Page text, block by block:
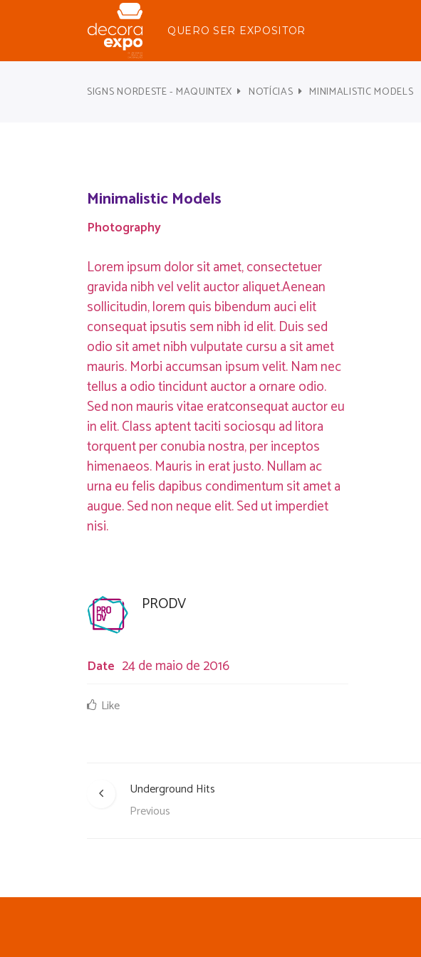
QUERO SER EXPOSITOR
SIGNS NORDESTE - MAQUINTEX NOTÍCIAS MINIMALISTIC MODELS
Minimalistic Models
Photography
Lorem ipsum dolor sit amet, consectetuer
gravida nibh vel velit auctor aliquet.Aenean
sollicitudin, lorem quis bibendum auci elit
consequat ipsutis sem nibh id elit. Duis sed
odio sit amet nibh vulputate cursu a sit amet
mauris. Morbi accumsan ipsum velit. Nam nec
tellus a odio tincidunt auctor a ornare odio.
Sed non mauris vitae eratconsequat auctor eu
in elit. Class aptent taciti sociosqu ad litora
torquent per conubia nostra, per inceptos
himenaeos. Mauris in erat justo. Nullam ac
urna eu felis dapibus condimentum sit amet a
augue. Sed non neque elit. Sed ut imperdiet
nisi.
PRODV
Date 24 de maio de 2016
Like
Underground Hits
Previous